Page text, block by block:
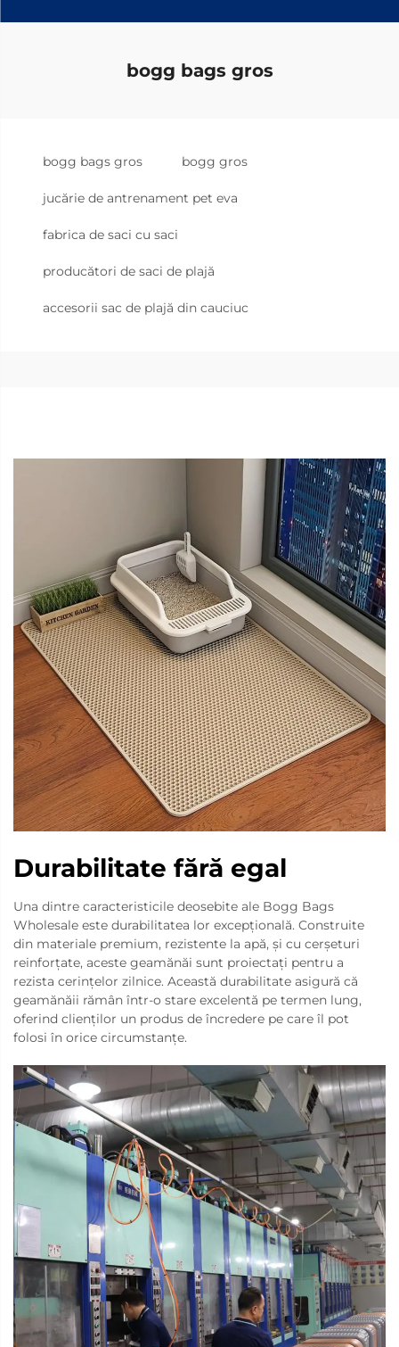
bogg bags gros
bogg bags gros bogg gros
jucărie de antrenament pet eva
fabrica de saci cu saci
producători de saci de plajă
accesorii sac de plajă din cauciuc
Durabilitate fără egal
Una dintre caracteristicile deosebite ale Bogg Bags
Wholesale este durabilitatea lor excepțională. Construite
din materiale premium, rezistente la apă, și cu cerșeturi
reinforțate, aceste geamănăi sunt proiectați pentru a
rezista cerințelor zilnice. Această durabilitate asigură că
geamănăii rămân într-o stare excelentă pe termen lung,
oferind clienților un produs de încredere pe care îl pot
folosi în orice circumstanțe.